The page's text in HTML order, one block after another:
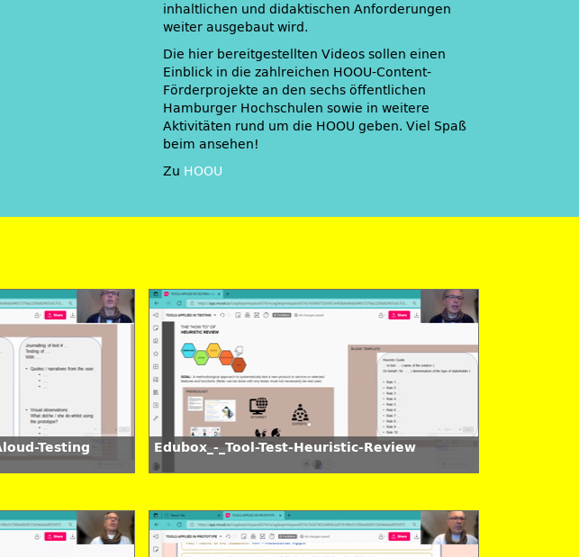
inhaltlichen und didaktischen Anforderungen
weiter ausgebaut wird.
Die hier bereitgestellten Videos sollen einen
Einblick in die zahlreichen HOOU-Content-
Förderprojekte an den sechs öffentlichen
Hamburger Hochschulen sowie in weitere
Aktivitäten rund um die HOOU geben. Viel Spaß
beim ansehen!
Zu HOOU
Testing Edubox_-_Tool-Test-Heuristic-Review